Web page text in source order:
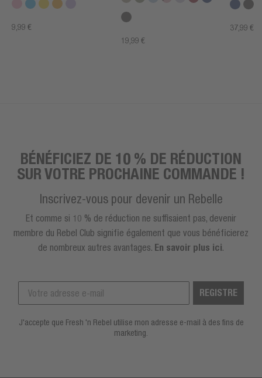
9,99 €
19,99 €
37,99 €
BÉNÉFICIEZ DE 10 % DE RÉDUCTION
SUR VOTRE PROCHAINE COMMANDE !
Inscrivez-vous pour devenir un Rebelle
Et comme si 10 % de réduction ne suffisaient pas, devenir
membre du Rebel Club signifie également que vous bénéficierez
de nombreux autres avantages. En savoir plus ici.
REGISTRE
J'accepte que Fresh 'n Rebel utilise mon adresse e-mail à des fins de
marketing.